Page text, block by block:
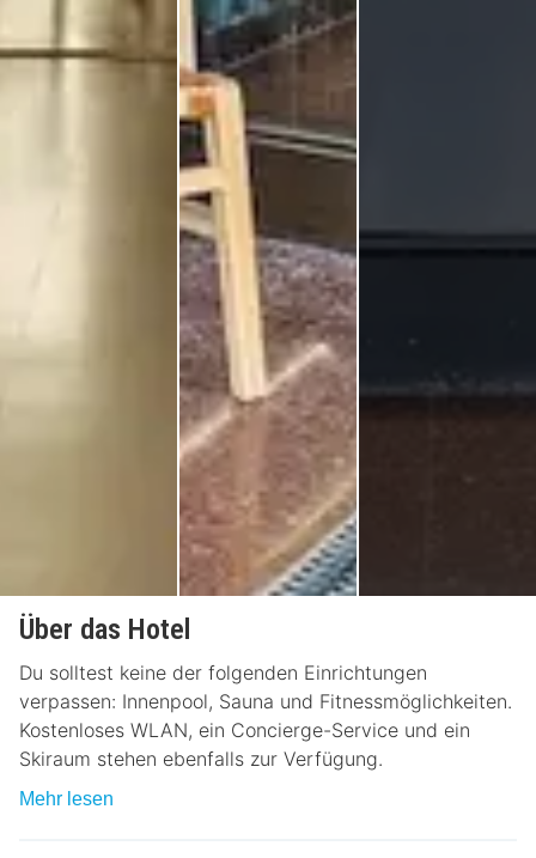
Über das Hotel
Du solltest keine der folgenden Einrichtungen
verpassen: Innenpool, Sauna und Fitnessmöglichkeiten.
Kostenloses WLAN, ein Concierge-Service und ein
Skiraum stehen ebenfalls zur Verfügung.
Mehr lesen